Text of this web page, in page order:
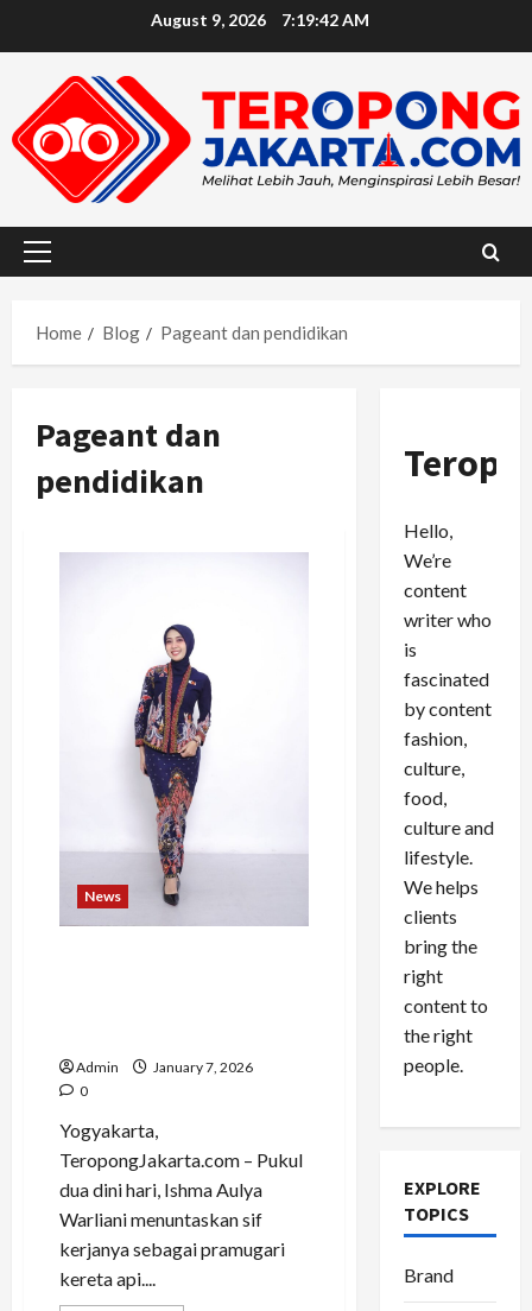
August 9, 2026 7:19:43 AM
Primary
Home
Blog Pageant dan pendidikan
Pageant dan
pendidikan
News
Admin
January 7, 2026
0
Yogyakarta,
TeropongJakarta.com – Pukul
dua dini hari, Ishma Aulya
Warliani menuntaskan sif
kerjanya sebagai pramugari
kereta api....
Hello,
We’re
content
writer who
is
fascinated
by content
fashion,
culture,
food,
culture and
lifestyle.
We helps
clients
bring the
right
content to
the right
people.
EXPLORE
TOPICS
Brand